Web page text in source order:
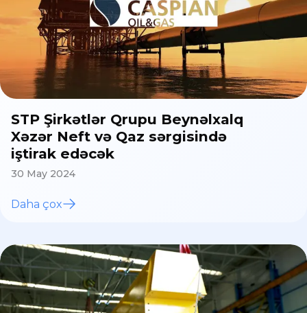
STP Şirkətlər Qrupu Beynəlxalq
Xəzər Neft və Qaz sərgisində
iştirak edəcək
30 May 2024
Daha çox